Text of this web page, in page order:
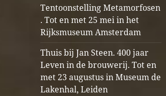
Tentoonstelling Metamorfosen
. Tot en met 25 mei in het
Rijksmuseum Amsterdam
Thuis bij Jan Steen. 400 jaar
Leven in de brouwerij. Tot en
met 23 augustus in Museum de
Lakenhal, Leiden